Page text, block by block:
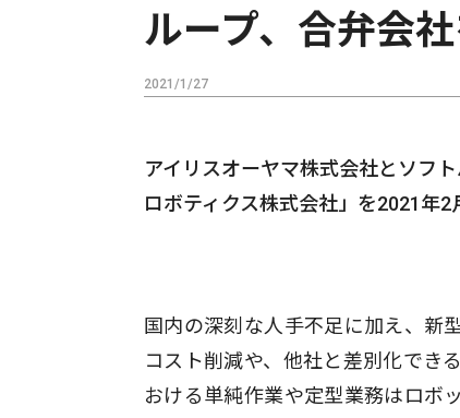
ループ、合弁会
2021/1/27
アイリスオーヤマ株式会社とソフ
ロボティクス株式会社」を2021年2
国内の深刻な人手不足に加え、新
コスト削減や、他社と差別化でき
おける単純作業や定型業務はロボ